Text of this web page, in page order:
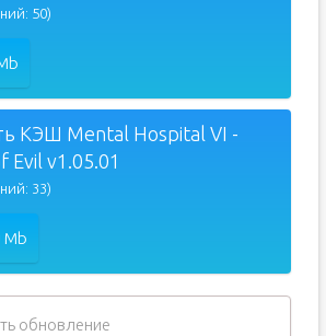
50)
КЭШ Mental Hospital VI -
Evil v1.05.01
33)
Mb
обновление